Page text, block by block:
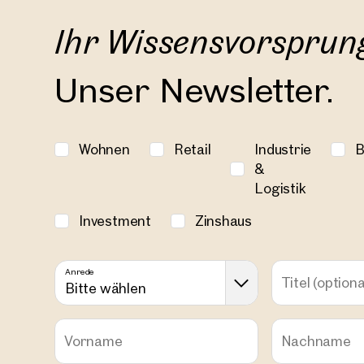
in der
Ihr
Unser Newsletter.
Wohnen Retail
Industrie
&
Logistik
Investment Zinshaus
Anrede
Bitte wählen Titel
Vorname Nachname